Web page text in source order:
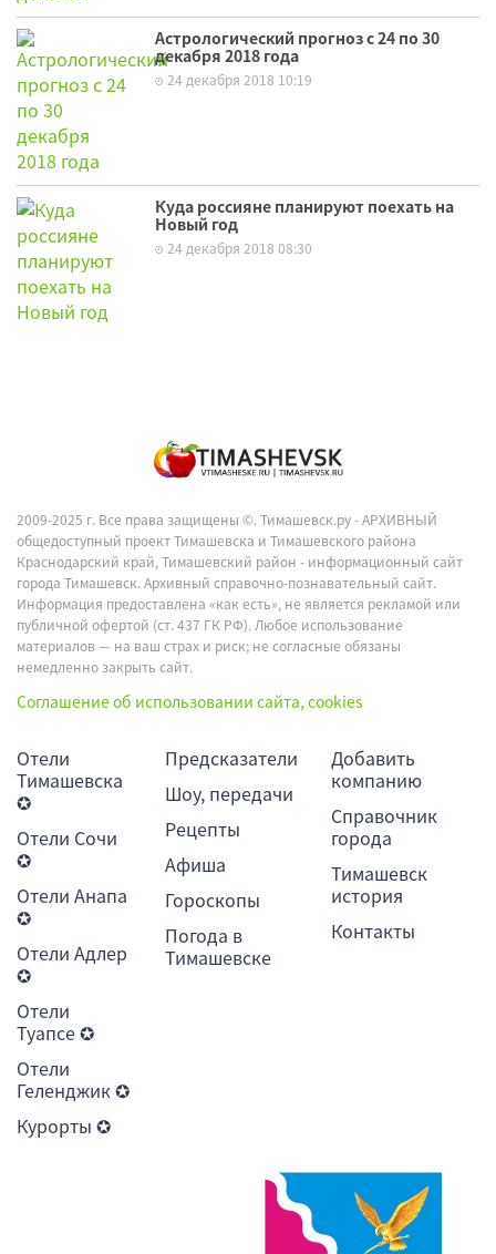
Астрологический прогноз с 24 по 30
декабря 2018 года
24 декабря 2018 10:19
Куда россияне планируют поехать на
Новый год
24 декабря 2018 08:30
2009-2025 г. Все права защищены ©.Тимашевск.ру - АРХИВНЫЙ
общедоступный проект Тимашевска и Тимашевского района
Краснодарский край, Тимашевский район - информационный сайт
города Тимашевск. Архивный справочно-познавательный сайт.
Информация предоставлена «как есть», не является рекламой или
публичной офертой (ст. 437 ГК РФ). Любое использование
материалов — на ваш страх и риск; не согласные обязаны
немедленно закрыть сайт.
Соглашение об использовании сайта, cookies
Отели
Тимашевска
✪
Отели Сочи
✪
Отели Анапа
✪
Отели Адлер
✪
Отели
Туапсе ✪
Отели
Геленджик ✪
Курорты ✪
Предсказатели
Шоу, передачи
Рецепты
Афиша
Гороскопы
Погода в
Тимашевске
Добавить
компанию
Справочник
города
Тимашевск
история
Контакты